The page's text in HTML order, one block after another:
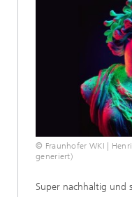
© Fraunhofer WKI |
generiert)
Super nachhaltig und